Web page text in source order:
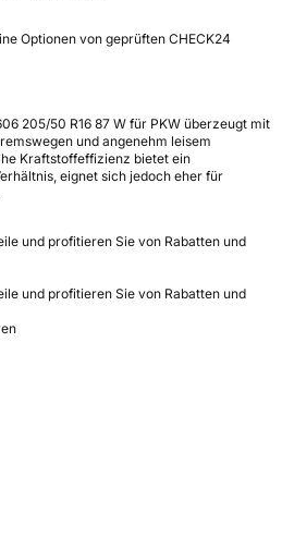
Optionen von geprüften CHECK24
205/50 R16 87 W für PKW überzeugt mit
und angenehm leisem
Kraftstoffeffizienz bietet ein
eignet sich jedoch eher für
und profitieren Sie von Rabatten und
und profitieren Sie von Rabatten und